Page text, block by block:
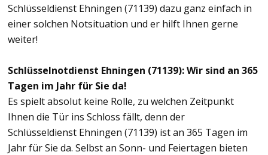
Schlüsseldienst Ehningen (71139) dazu ganz einfach in
einer solchen Notsituation und er hilft Ihnen gerne
weiter!
Schlüsselnotdienst Ehningen (71139): Wir sind an 365
Tagen im Jahr für Sie da!
Es spielt absolut keine Rolle, zu welchen Zeitpunkt
Ihnen die Tür ins Schloss fällt, denn der
Schlüsseldienst Ehningen (71139) ist an 365 Tagen im
Jahr für Sie da. Selbst an Sonn- und Feiertagen bieten